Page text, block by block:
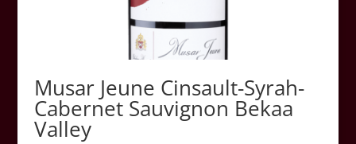
Musar Jeune Cinsault-Syrah-
Cabernet Sauvignon Bekaa
Valley